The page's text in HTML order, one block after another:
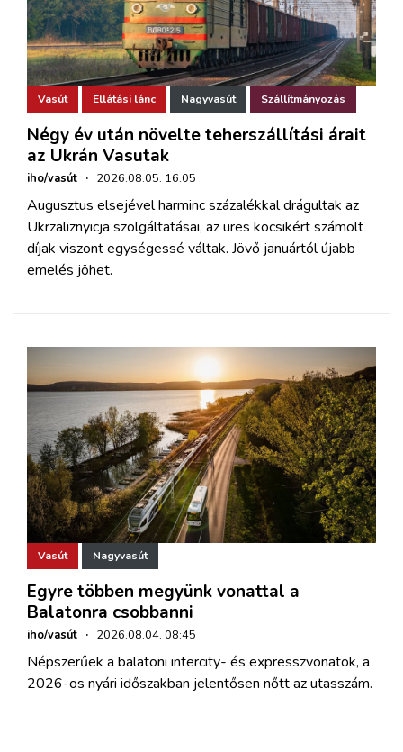
Vasút Ellátási lánc Nagyvasút Szállítmányozás
Négy év után növelte teherszállítási árait
az Ukrán Vasutak
iho/vasút · 2026.08.05. 16:05
Augusztus elsejével harminc százalékkal drágultak az
Ukrzaliznyicja szolgáltatásai, az üres kocsikért számolt
díjak viszont egységessé váltak. Jövő januártól újabb
emelés jöhet.
Vasút Nagyvasút
Egyre többen megyünk vonattal a
Balatonra csobbanni
iho/vasút · 2026.08.04. 08:45
Népszerűek a balatoni intercity- és expresszvonatok, a
2026-os nyári időszakban jelentősen nőtt az utasszám.